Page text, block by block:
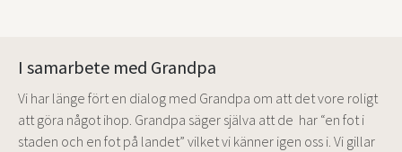
I samarbete med Grandpa
Vi har länge fört en dialog med Grandpa om att det vore roligt
att göra något ihop. Grandpa säger själva att de har “en fot i
staden och en fot på landet” vilket vi känner igen oss i. Vi gillar